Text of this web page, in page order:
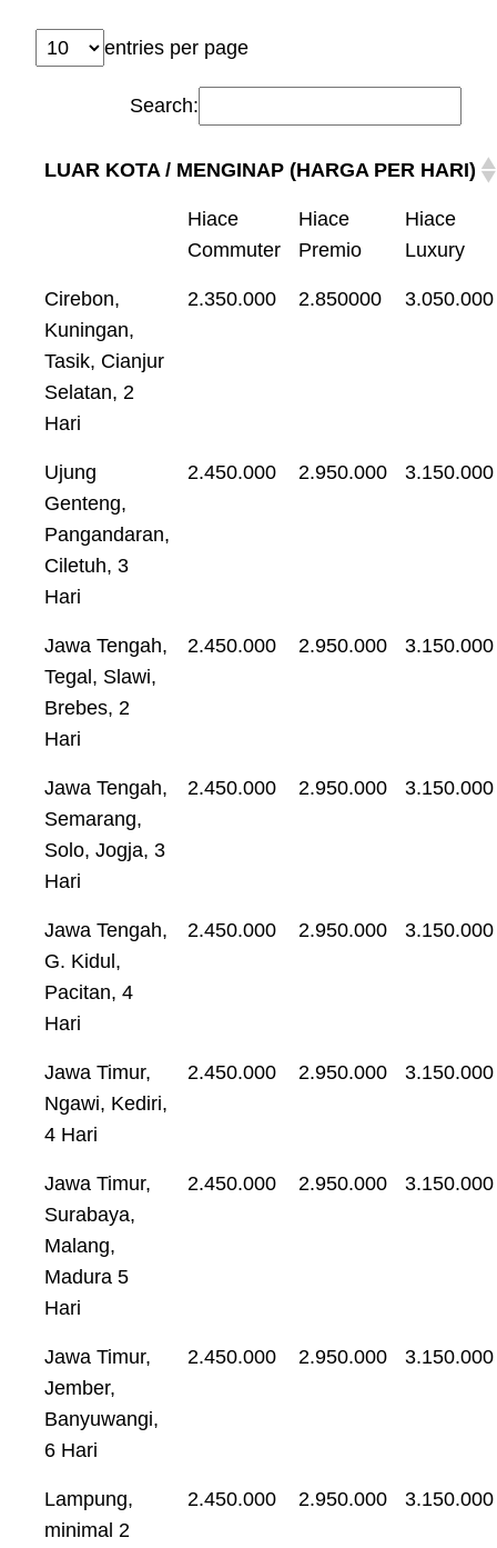
entries per page
Search:
LUAR KOTA / MENGINAP (HARGA PER HARI)
Hiace
Commuter
Hiace
Premio
Hiace
Luxury
Cirebon,
Kuningan,
Tasik, Cianjur
Selatan, 2
Hari
2.350.000 2.850000 3.050.000
Ujung
Genteng,
Pangandaran,
Ciletuh, 3
Hari
2.450.000 2.950.000 3.150.000
Jawa Tengah,
Tegal, Slawi,
Brebes, 2
Hari
2.450.000 2.950.000 3.150.000
Jawa Tengah,
Semarang,
Solo, Jogja, 3
Hari
2.450.000 2.950.000 3.150.000
Jawa Tengah,
G. Kidul,
Pacitan, 4
Hari
2.450.000 2.950.000 3.150.000
Jawa Timur,
Ngawi, Kediri,
4 Hari
2.450.000 2.950.000 3.150.000
Jawa Timur,
Surabaya,
Malang,
Madura 5
Hari
2.450.000 2.950.000 3.150.000
Jawa Timur,
Jember,
Banyuwangi,
6 Hari
2.450.000 2.950.000 3.150.000
Lampung,
minimal 2
2.450.000 2.950.000 3.150.000